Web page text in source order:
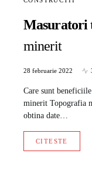
Masuratori
minerit
28 februarie 2022
Care sunt
minerit Topografia
obtina date…
CITESTE